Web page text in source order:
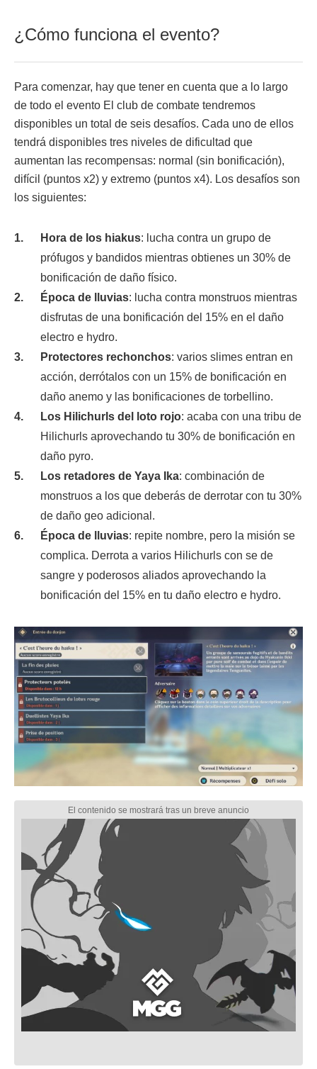
¿Cómo funciona el evento?
Para comenzar, hay que tener en cuenta que a lo largo
de todo el evento El club de combate tendremos
disponibles un total de seis desafíos. Cada uno de ellos
tendrá disponibles tres niveles de dificultad que
aumentan las recompensas: normal (sin bonificación),
difícil (puntos x2) y extremo (puntos x4). Los desafíos son
los siguientes:
Hora de los hiakus: lucha contra un grupo de
prófugos y bandidos mientras obtienes un 30% de
bonificación de daño físico.
Época de lluvias: lucha contra monstruos mientras
disfrutas de una bonificación del 15% en el daño
electro e hydro.
Protectores rechonchos: varios slimes entran en
acción, derrótalos con un 15% de bonificación en
daño anemo y las bonificaciones de torbellino.
Los Hilichurls del loto rojo: acaba con una tribu de
Hilichurls aprovechando tu 30% de bonificación en
daño pyro.
Los retadores de Yaya Ika: combinación de
monstruos a los que deberás de derrotar con tu 30%
de daño geo adicional.
Época de lluvias: repite nombre, pero la misión se
complica. Derrota a varios Hilichurls con se de
sangre y poderosos aliados aprovechando la
bonificación del 15% en tu daño electro e hydro.